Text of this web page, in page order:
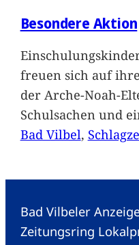
Besondere Aktion
freuen sich auf
der Arche-Noah-
Schulsachen und
Bad Vilbel,
Bad Vilbeler
Zeitungsring